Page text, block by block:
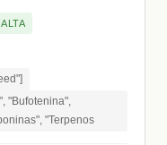
"Bufotenina",
"Terpenos